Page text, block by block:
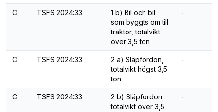
C TSFS 2024:33
1 b) Bil och bil
som byggts om till
traktor, totalvikt
över 3,5 ton
-
C TSFS 2024:33
2 a) Släpfordon,
totalvikt högst 3,5
ton
-
C TSFS 2024:33
2 b) Släpfordon,
totalvikt över 3,5
-